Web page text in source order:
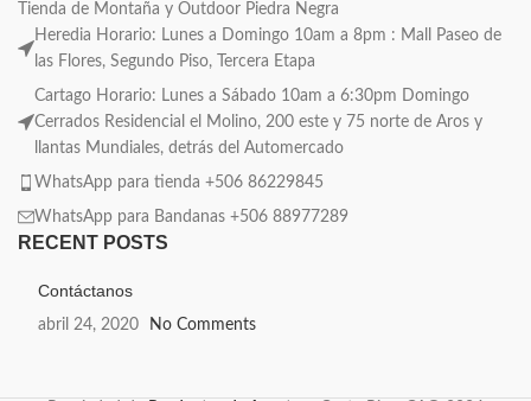
Tienda de Montaña y Outdoor Piedra Negra
Heredia Horario: Lunes a Domingo 10am a 8pm : Mall Paseo de
las Flores, Segundo Piso, Tercera Etapa
Cartago Horario: Lunes a Sábado 10am a 6:30pm Domingo
Cerrados Residencial el Molino, 200 este y 75 norte de Aros y
llantas Mundiales, detrás del Automercado
WhatsApp para tienda +506 86229845
WhatsApp para Bandanas +506 88977289
RECENT POSTS
Contáctanos
abril 24, 2020 No Comments